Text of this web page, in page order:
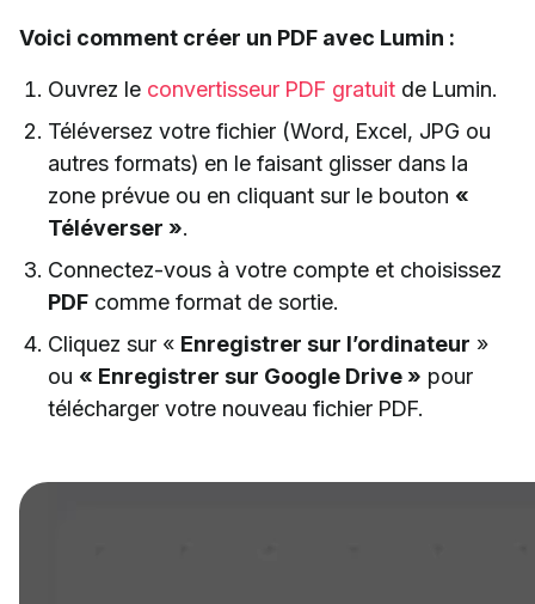
Voici comment créer un PDF avec Lumin :
Ouvrez le convertisseur PDF gratuit de Lumin.
Téléversez votre fichier (Word, Excel, JPG ou
autres formats) en le faisant glisser dans la
zone prévue ou en cliquant sur le bouton «
Téléverser ».
Connectez-vous à votre compte et choisissez
PDF comme format de sortie.
Cliquez sur « Enregistrer sur l’ordinateur »
ou « Enregistrer sur Google Drive » pour
télécharger votre nouveau fichier PDF.